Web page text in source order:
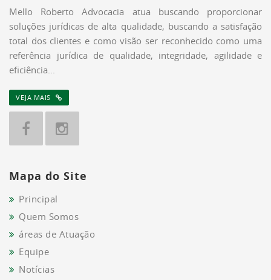
Mello Roberto Advocacia atua buscando proporcionar
soluções jurídicas de alta qualidade, buscando a satisfação
total dos clientes e como visão ser reconhecido como uma
referência jurídica de qualidade, integridade, agilidade e
eficiência...
VEJA MAIS
Mapa do Site
Principal
Quem Somos
áreas de Atuação
Equipe
Notícias